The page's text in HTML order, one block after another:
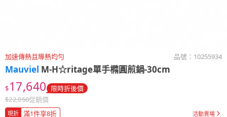
加速傳熱且導熱均勻 品號： 10255934
Mauviel M-H☆ritage單手橢圓煎鍋-30cm
$17,640 限時折後價
$22,050促銷價
現折 滿1件享8折 活動賣場